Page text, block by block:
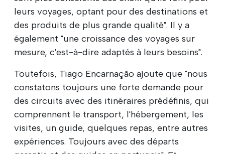
leurs voyages, optant pour des destinations et
des produits de plus grande qualité". Il y a
également "une croissance des voyages sur
mesure, c'est-à-dire adaptés à leurs besoins".
Toutefois, Tiago Encarnação ajoute que "nous
constatons toujours une forte demande pour
des circuits avec des itinéraires prédéfinis, qui
comprennent le transport, l'hébergement, les
visites, un guide, quelques repas, entre autres
expériences. Toujours avec des départs